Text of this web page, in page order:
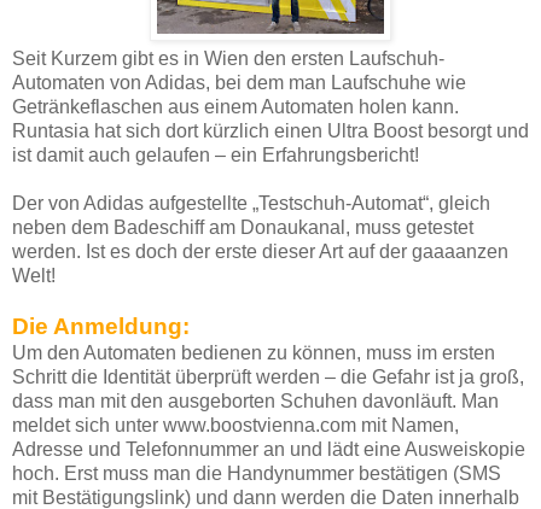
Seit Kurzem gibt es in Wien den ersten Laufschuh-
Automaten von Adidas, bei dem man Laufschuhe wie
Getränkeflaschen aus einem Automaten holen kann.
Runtasia hat sich dort kürzlich einen Ultra Boost besorgt und
ist damit auch gelaufen – ein Erfahrungsbericht!
Der von Adidas aufgestellte „Testschuh-Automat“, gleich
neben dem Badeschiff am Donaukanal, muss getestet
werden. Ist es doch der erste dieser Art auf der gaaaanzen
Welt!
Die Anmeldung:
Um den Automaten bedienen zu können, muss im ersten
Schritt die Identität überprüft werden – die Gefahr ist ja groß,
dass man mit den ausgeborten Schuhen davonläuft. Man
meldet sich unter www.boostvienna.com mit Namen,
Adresse und Telefonnummer an und lädt eine Ausweiskopie
hoch. Erst muss man die Handynummer bestätigen (SMS
mit Bestätigungslink) und dann werden die Daten innerhalb